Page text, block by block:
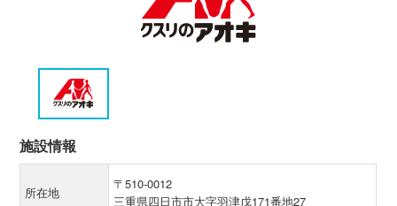
施設情報
所在地
〒510-0012
三重県四日市市大字羽津戊171番地27